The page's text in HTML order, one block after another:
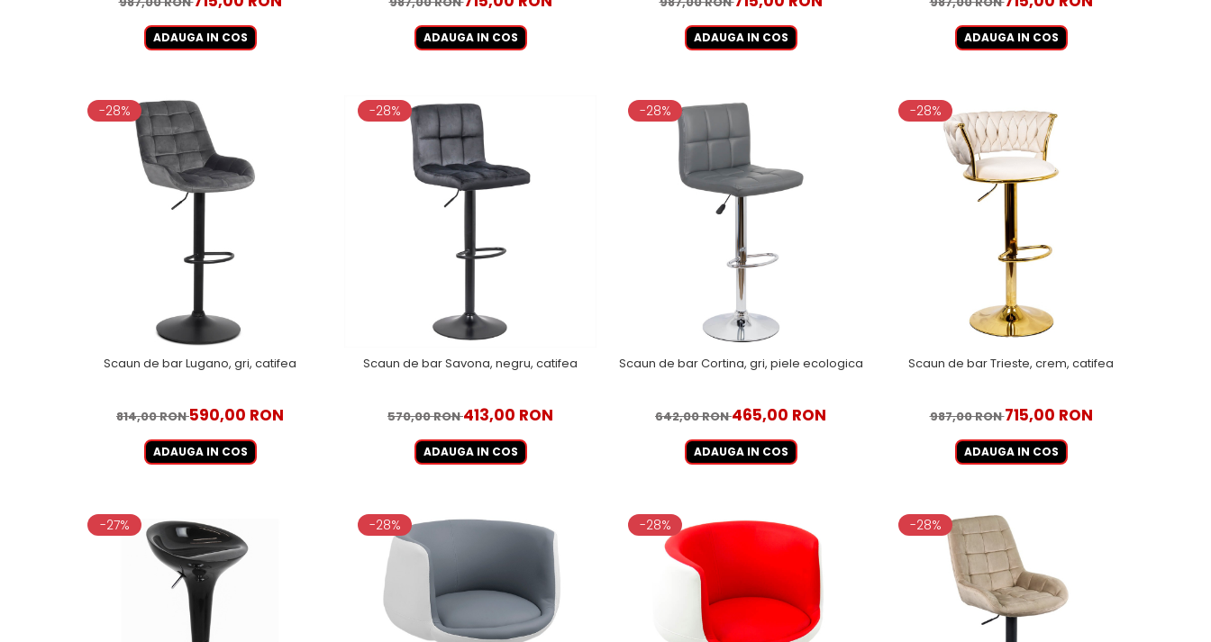
ADAUGA IN COS ADAUGA IN COS ADAUGA IN COS ADAUGA IN COS
-28%
Scaun de bar Lugano, gri, catifea
814,00 RON590,00 RON
ADAUGA IN COS
-28%
Scaun de bar Savona, negru, catifea
570,00 RON413,00 RON
ADAUGA IN COS
-28%
Scaun de bar Cortina, gri, piele ecologica
642,00 RON465,00 RON
ADAUGA IN COS
-28%
Scaun de bar Trieste, crem, catifea
987,00 RON715,00 RON
ADAUGA IN COS
-27% -28% -28% -28%